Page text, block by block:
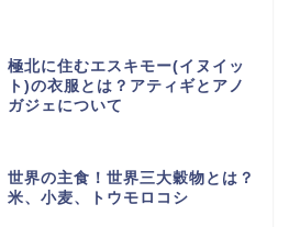
極北に住むエスキモー(イヌイッ
ト)の衣服とは？アティギとアノ
ガジェについて
世界の主食！世界三大穀物とは？
米、小麦、トウモロコシ